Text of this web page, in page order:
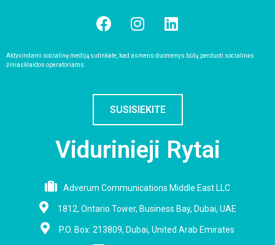
Aktyvindami socialinę mediją sutinkate, kad asmens duomenys būtų perduoti socialinės
žiniasklaidos operatoriams.
SUSISIEKITE
Vidurinieji Rytai
Adverum Communications Middle East LLC
1812, Ontario Tower, Business Bay, Dubai, UAE
P.O. Box: 213809, Dubai, United Arab Emirates